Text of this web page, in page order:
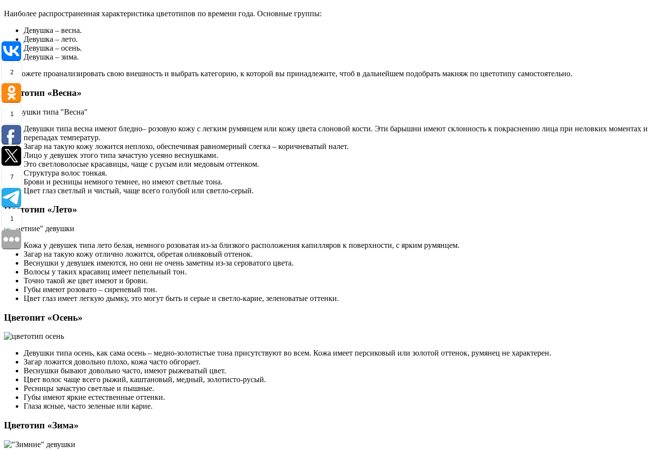
Наиболее распространенная характеристика цветотипов по времени года. Основные группы:
Девушка – весна.
Девушка – лето.
Девушка – осень.
Девушка – зима.
Вы можете проанализировать свою внешность и выбрать категорию, к которой вы принадлежите, чтоб в дальнейшем подобрать макияж по цветотипу самостоятельно.
Цветотип «Весна»
Девушки типа весна имеют бледно– розовую кожу с легким румянцем или кожу цвета слоновой кости. Эти барышни имеют склонность к покраснению лица при неловких моментах и
перепадах температур.
Загар на такую кожу ложится неплохо, обеспечивая равномерный слегка – коричневатый налет.
Лицо у девушек этого типа зачастую усеяно веснушками.
Это светловолосые красавицы, чаще с русым или медовым оттенком.
Структура волос тонкая.
Брови и ресницы немного темнее, но имеют светлые тона.
Цвет глаз светлый и чистый, чаще всего голубой или светло-серый.
Цветотип «Лето»
Кожа у девушек типа лето белая, немного розоватая из-за близкого расположения капилляров к поверхности, с ярким румянцем.
Загар на такую кожу отлично ложится, обретая оливковый оттенок.
Веснушки у девушек имеются, но они не очень заметны из-за сероватого цвета.
Волосы у таких красавиц имеет пепельный тон.
Точно такой же цвет имеют и брови.
Губы имеют розовато – сиреневый тон.
Цвет глаз имеет легкую дымку, это могут быть и серые и светло-карие, зеленоватые оттенки.
Цветопит «Осень»
Девушки типа осень, как сама осень – медно-золотистые тона присутствуют во всем. Кожа имеет персиковый или золотой оттенок, румянец не характерен.
Загар ложится довольно плохо, кожа часто обгорает.
Веснушки бывают довольно часто, имеют рыжеватый цвет.
Цвет волос чаще всего рыжий, каштановый, медный, золотисто-русый.
Ресницы зачастую светлые и пышные.
Губы имеют яркие естественные оттенки.
Глаза ясные, часто зеленые или карие.
Цветотип «Зима»
2
1
7
1